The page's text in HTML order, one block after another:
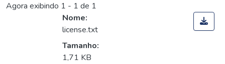
Agora exibindo 1 - 1 de 1
Nome:
license.txt
Tamanho:
1,71 KB